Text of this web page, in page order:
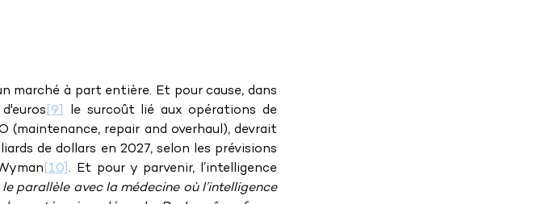
marché à part entière. Et pour cause, dans
[9]
le surcoût lié aux opérations de
(maintenance, repair and overhaul), devrait
de dollars en 2027, selon les prévisions
[10] . Et pour y parvenir, l’intelligence
parallèle avec la médecine où l’intelligence